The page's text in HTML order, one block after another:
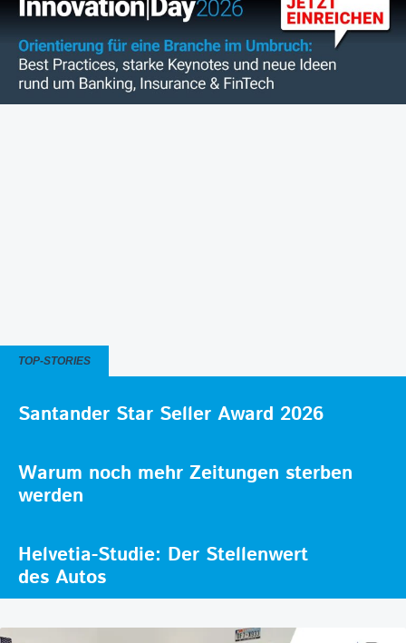
TOP-STORIES
Santander Star Seller Award 2026
Warum noch mehr Zeitungen sterben
werden
Helvetia-Studie: Der Stellenwert
des Autos